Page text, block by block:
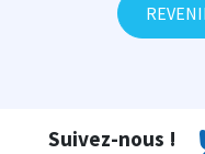
Suivez-nous !